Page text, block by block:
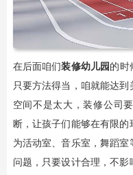
在后面咱们装修幼儿园的时
只要方法得当，咱就能达
空间不是太大，装修公司
断，让孩子们能够在有限
为活动室、音乐室，舞蹈
问题，只要设计合理，不